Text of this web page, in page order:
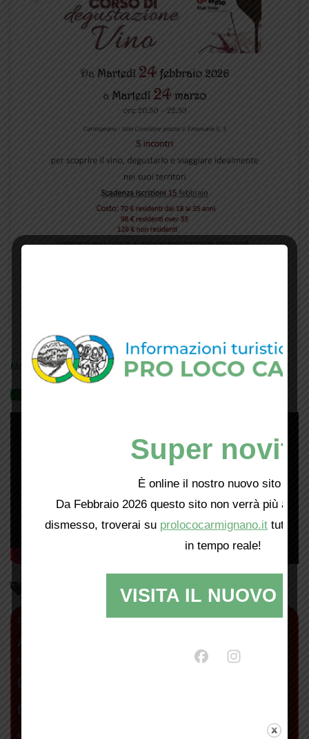
Mostra tutte le locandine
Parliamo di…
Abbazia di San Giusto agricoltura Alberto Moretti antiquariato
Artimino
biodistretto+ camminate
Carmignano
Comeana
libri
Super
È online il nostro nuovo sito web!
Da Febbraio 2026 questo sito non verrà più
dismesso, troverai su prolococarmignano.it tutti i
in tempo reale!
VISITA IL NUOVO